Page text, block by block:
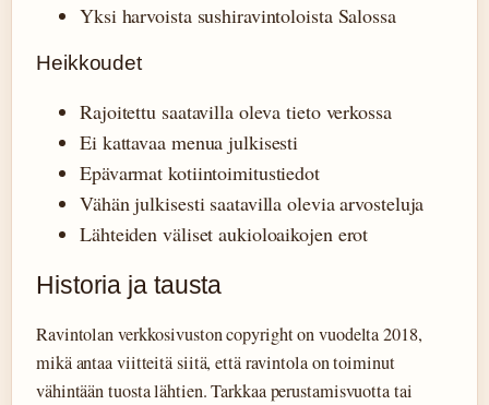
Yksi harvoista sushiravintoloista Salossa
Heikkoudet
Rajoitettu saatavilla oleva tieto verkossa
Ei kattavaa menua julkisesti
Epävarmat kotiintoimitustiedot
Vähän julkisesti saatavilla olevia arvosteluja
Lähteiden väliset aukioloaikojen erot
Historia ja tausta
Ravintolan verkkosivuston copyright on vuodelta 2018,
mikä antaa viitteitä siitä, että ravintola on toiminut
vähintään tuosta lähtien. Tarkkaa perustamisvuotta tai